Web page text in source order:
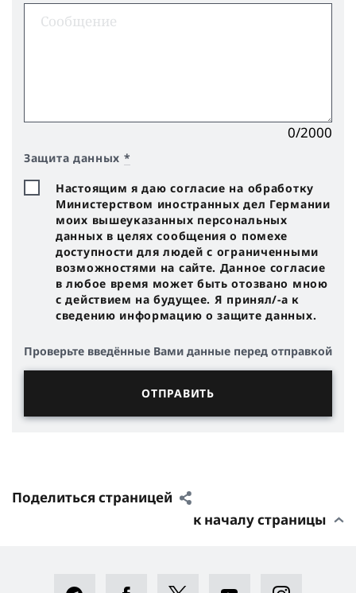
0/2000
Защита данных *
Настоящим я даю согласие на обработку
Министерством иностранных дел Германии
моих вышеуказанных персональных
данных в целях сообщения о помехе
доступности для людей с ограниченными
возможностями на сайте. Данное согласие
в любое время может быть отозвано мною
с действием на будущее. Я принял/-a к
сведению информацию о защите данных.
Проверьте введённые Вами данные перед отправкой
Поделиться страницей
к началу страницы